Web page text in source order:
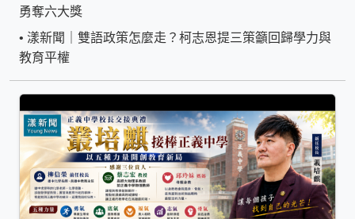
勇奪六大獎
• 漾新聞｜雙語政策怎麼走？柯志恩提三策籲回歸學力與
教育平權